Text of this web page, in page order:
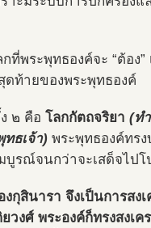
พระพุทธองค์จะ “ต้อง
ดท้ายของพระพุทธองค์
๒ คือ โลกกัตถจริยา (ท
ธเจ้า) พระพุทธองค์ทร
บูรณ์จนกว่าจะเสด็จไป
กุสินารา จึงเป็นการส
วงศ์ พระองค์ก็ทรงสง